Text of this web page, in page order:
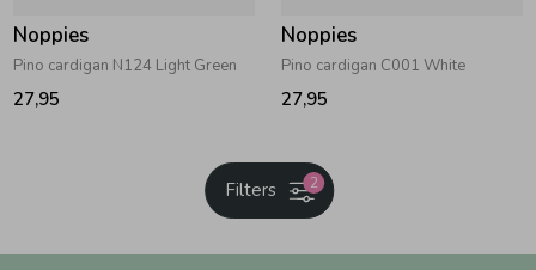
Noppies
Pino cardigan N124 Light Green
27,95
Noppies
Pino cardigan C001 White
27,95
2
Filters